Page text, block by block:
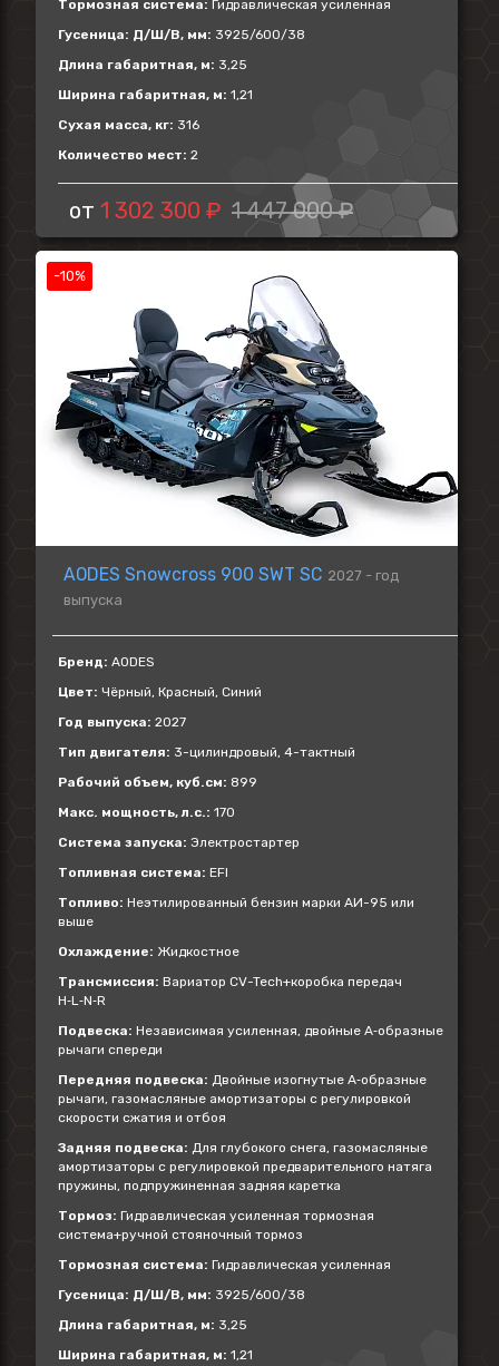
Тормозная система: Гидравлическая усиленная
Гусеница: Д/Ш/В, мм: 3925/600/38
Длина габаритная, м: 3,25
Ширина габаритная, м: 1,21
Сухая масса, кг: 316
Количество мест: 2
от 1 302 300 ₽ 1 447 000 ₽
-10%
AODES Snowcross 900 SWT SC 2027 - год
выпуска
Бренд: AODES
Цвет: Чёрный, Красный, Синий
Год выпуска: 2027
Тип двигателя: 3-цилиндровый, 4-тактный
Рабочий объем, куб.см: 899
Макс. мощность, л.с.: 170
Система запуска: Электростартер
Топливная система: EFI
Топливо: Неэтилированный бензин марки АИ-95 или
выше
Охлаждение: Жидкостное
Трансмиссия: Вариатор CV-Tech+коробка передач
H‑L‑N‑R
Подвеска: Независимая усиленная, двойные А‑образные
рычаги спереди
Передняя подвеска: Двойные изогнутые А‑образные
рычаги, газомасляные амортизаторы с регулировкой
скорости сжатия и отбоя
Задняя подвеска: Для глубокого снега, газомасляные
амортизаторы с регулировкой предварительного натяга
пружины, подпружиненная задняя каретка
Тормоз: Гидравлическая усиленная тормозная
система+ручной стояночный тормоз
Тормозная система: Гидравлическая усиленная
Гусеница: Д/Ш/В, мм: 3925/600/38
Длина габаритная, м: 3,25
Ширина габаритная, м: 1,21